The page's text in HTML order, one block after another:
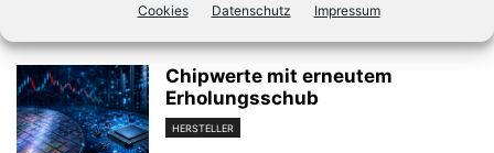
Cookies Datenschutz Impressum
Verwandte Artikel
Chipwerte mit erneutem
Erholungsschub
HERSTELLER